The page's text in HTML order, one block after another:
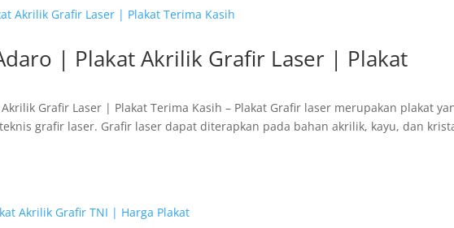
| Plakat Akrilik Grafir Laser | Plakat
Grafir Laser | Plakat Terima Kasih – Plakat Grafir laser merupakan plakat
grafir laser. Grafir laser dapat diterapkan pada bahan akrilik, kayu, dan